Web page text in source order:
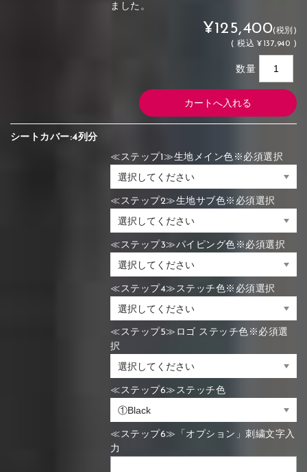
ました。
¥125,400(税別)
(税込 ¥137,940 )
数量
シートカバー:4列分
≪ステップ1≫生地メイン色※必須選択
≪ステップ2≫生地サブ色※必須選択
≪ステップ3≫パイピング色※必須選択
≪ステップ4≫ステッチ色※必須選択
≪ステップ5≫ロゴ ステッチ色※必須選
択
≪ステップ6≫ステッチ色
≪ステップ6≫「オプション」刺繍文字入
力